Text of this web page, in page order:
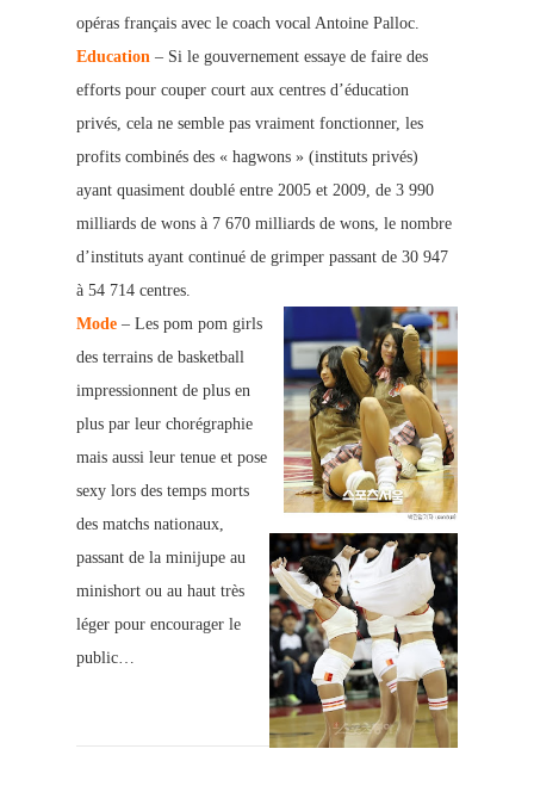
opéras français avec le coach vocal Antoine Palloc.
Education – Si le gouvernement essaye de faire des
efforts pour couper court aux centres d’éducation
privés, cela ne semble pas vraiment fonctionner, les
profits combinés des « hagwons » (instituts privés)
ayant quasiment doublé entre 2005 et 2009, de 3 990
milliards de wons à 7 670 milliards de wons, le nombre
d’instituts ayant continué de grimper passant de 30 947
à 54 714 centres.
Mode – Les pom pom girls
des terrains de basketball
impressionnent de plus en
plus par leur chorégraphie
mais aussi leur tenue et pose
sexy lors des temps morts
des matchs nationaux,
passant de la minijupe au
minishort ou au haut très
léger pour encourager le
public…